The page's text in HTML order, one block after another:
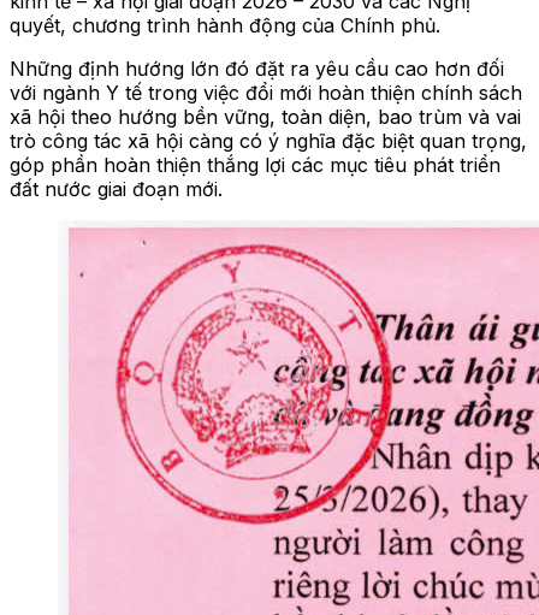
quyết, chương trình hành động của Chính phủ.
Những định hướng lớn đó đặt ra yêu cầu cao hơn đối
với ngành Y tế trong việc đổi mới hoàn thiện chính sách
xã hội theo hướng bền vững, toàn diện, bao trùm và vai
trò công tác xã hội càng có ý nghĩa đặc biệt quan trọng,
góp phần hoàn thiện thắng lợi các mục tiêu phát triển
đất nước giai đoạn mới.